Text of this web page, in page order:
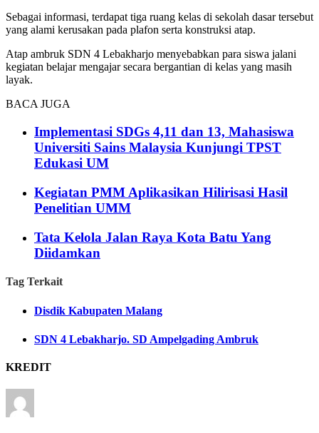
Sebagai informasi, terdapat tiga ruang kelas di sekolah dasar tersebut
yang alami kerusakan pada plafon serta konstruksi atap.
Atap ambruk SDN 4 Lebakharjo menyebabkan para siswa jalani
kegiatan belajar mengajar secara bergantian di kelas yang masih
layak.
BACA JUGA
Implementasi SDGs 4,11 dan 13, Mahasiswa
Universiti Sains Malaysia Kunjungi TPST
Edukasi UM
Kegiatan PMM Aplikasikan Hilirisasi Hasil
Penelitian UMM
Tata Kelola Jalan Raya Kota Batu Yang
Diidamkan
Tag Terkait
Disdik Kabupaten Malang
SDN 4 Lebakharjo. SD Ampelgading Ambruk
KREDIT